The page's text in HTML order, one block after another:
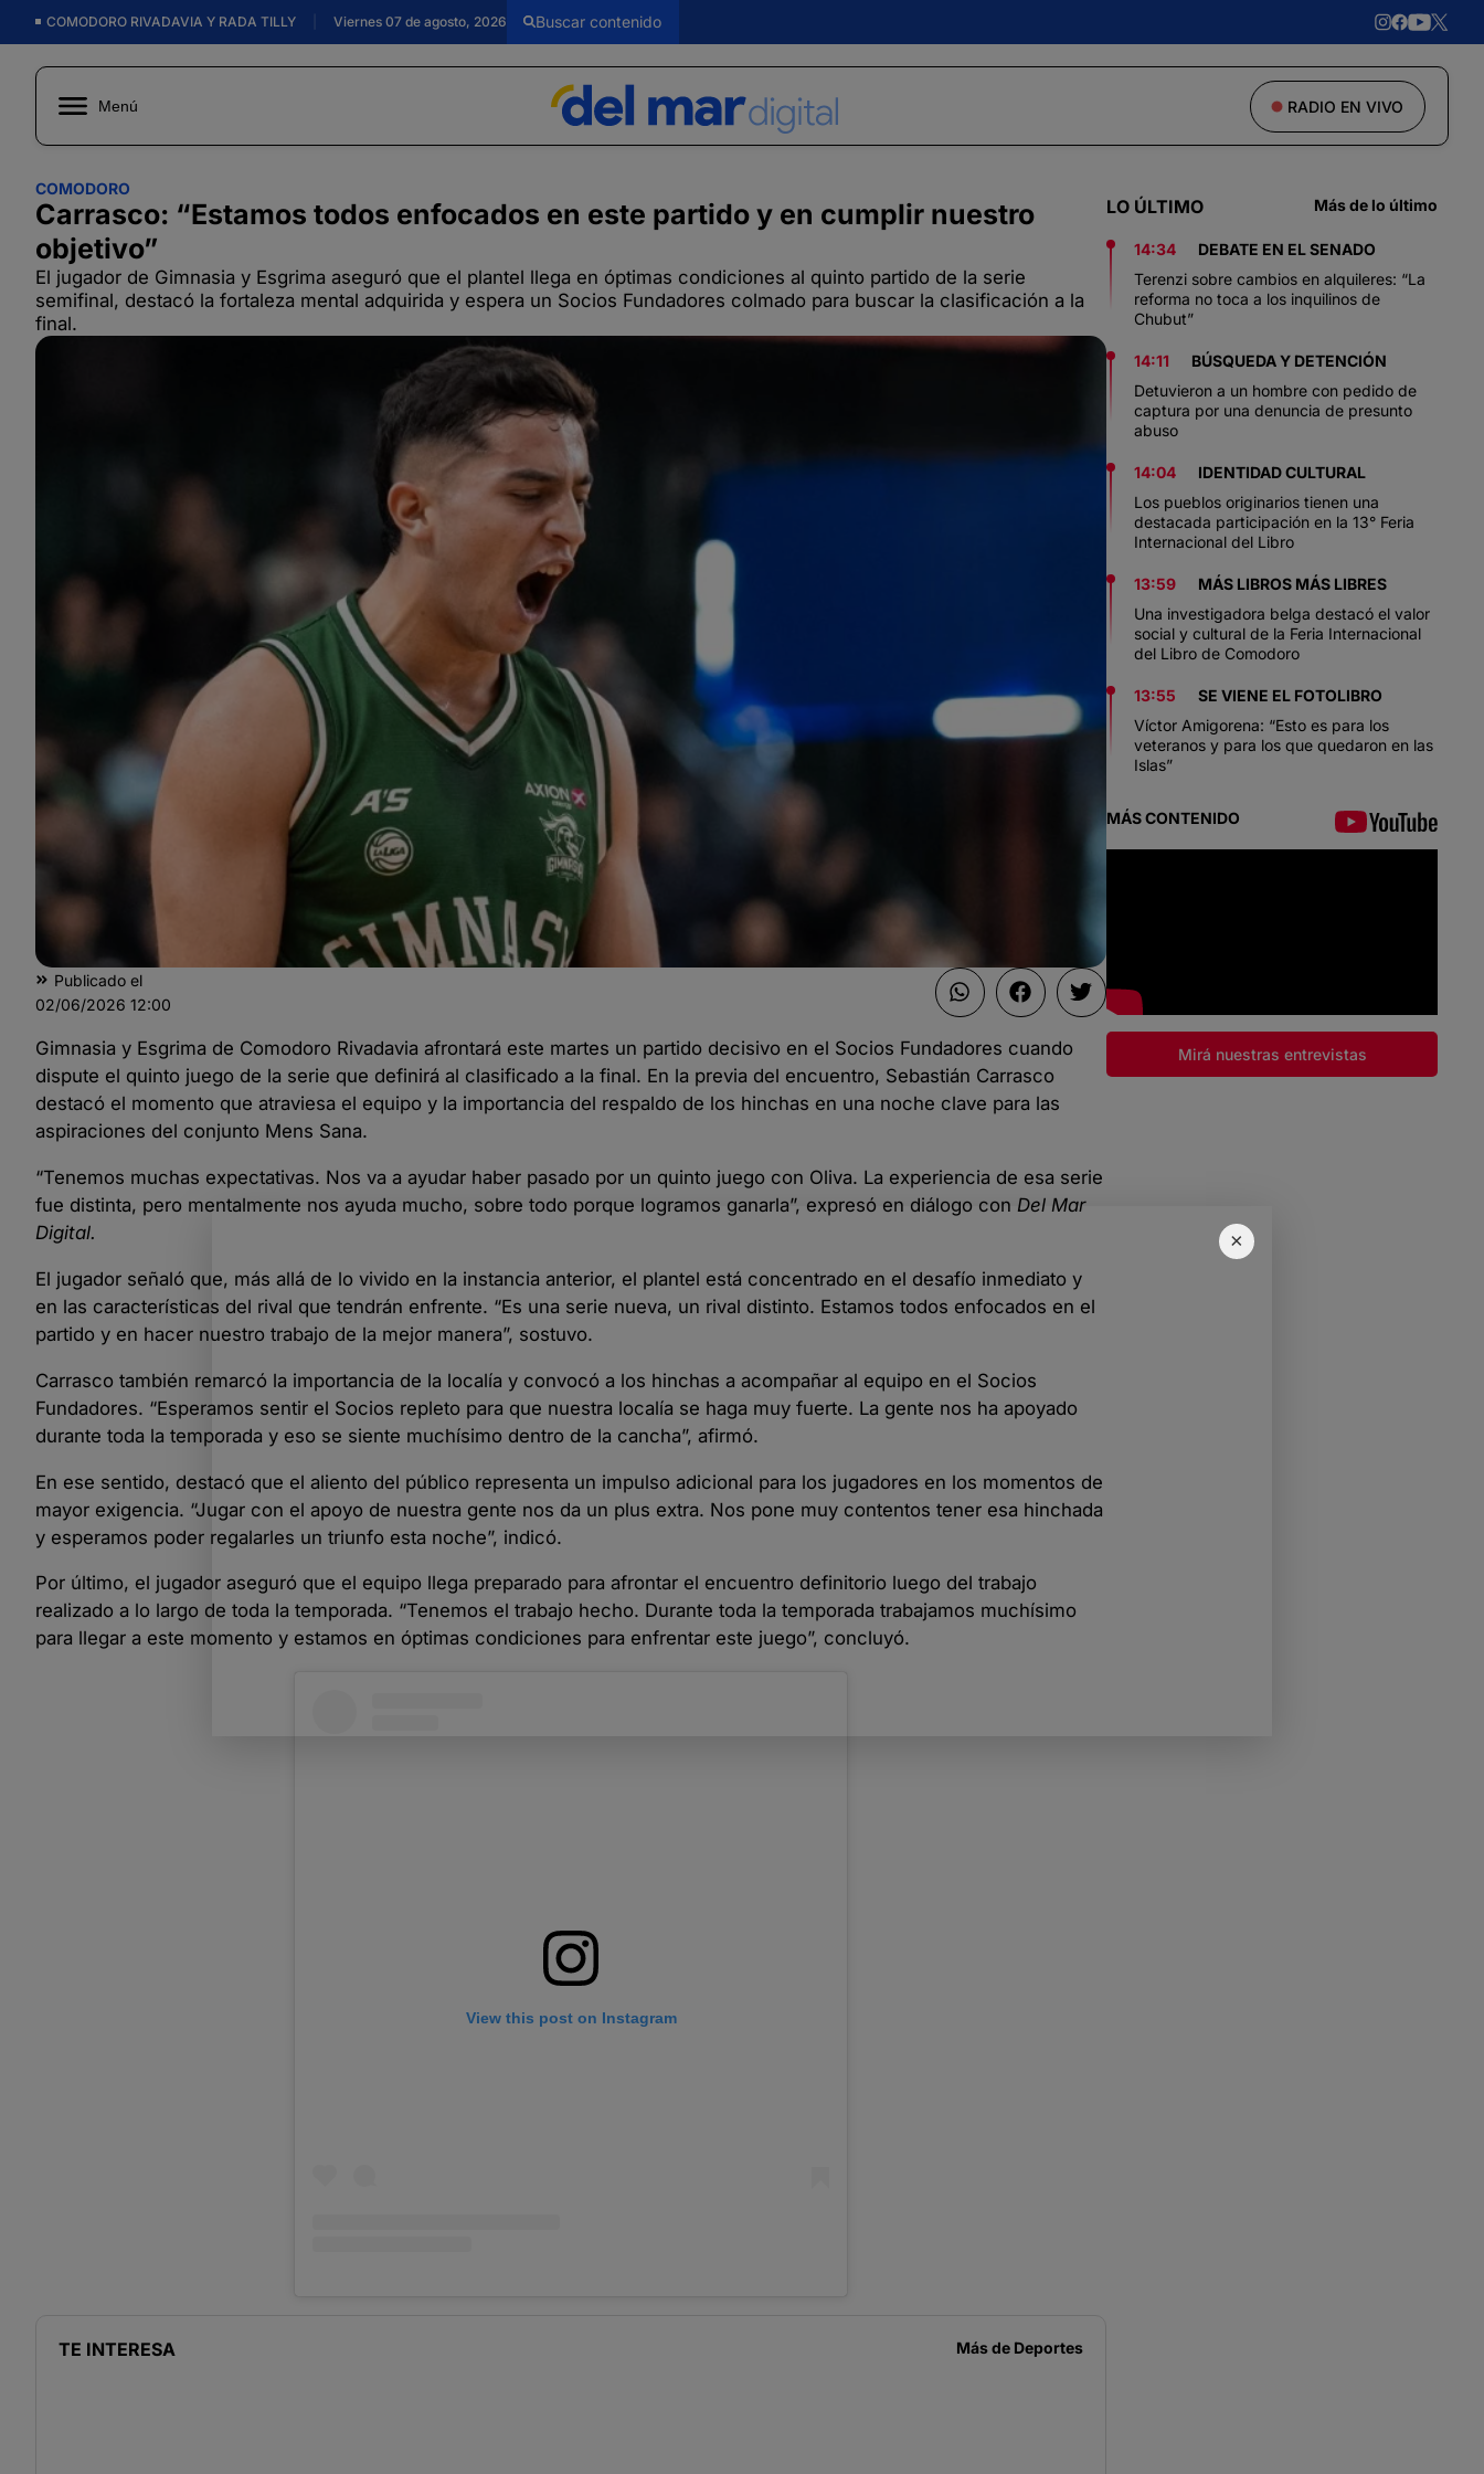
COMODORO RIVADAVIA Y RADA TILLY Viernes 07 de agosto, 2026
Menú RADIO EN VIVO
×
COMODORO
Carrasco: “Estamos todos enfocados en este partido y en cumplir nuestro
objetivo”
El jugador de Gimnasia y Esgrima aseguró que el plantel llega en óptimas condiciones al quinto partido de la serie
semifinal, destacó la fortaleza mental adquirida y espera un Socios Fundadores colmado para buscar la clasificación a la
final.
Publicado el
02/06/2026 12:00
Gimnasia y Esgrima de Comodoro Rivadavia afrontará este martes un partido decisivo en el Socios Fundadores cuando
dispute el quinto juego de la serie que definirá al clasificado a la final. En la previa del encuentro, Sebastián Carrasco
destacó el momento que atraviesa el equipo y la importancia del respaldo de los hinchas en una noche clave para las
aspiraciones del conjunto Mens Sana.
“Tenemos muchas expectativas. Nos va a ayudar haber pasado por un quinto juego con Oliva. La experiencia de esa serie
fue distinta, pero mentalmente nos ayuda mucho, sobre todo porque logramos ganarla”, expresó en diálogo con Del Mar
Digital.
El jugador señaló que, más allá de lo vivido en la instancia anterior, el plantel está concentrado en el desafío inmediato y
en las características del rival que tendrán enfrente. “Es una serie nueva, un rival distinto. Estamos todos enfocados en el
partido y en hacer nuestro trabajo de la mejor manera”, sostuvo.
Carrasco también remarcó la importancia de la localía y convocó a los hinchas a acompañar al equipo en el Socios
Fundadores. “Esperamos sentir el Socios repleto para que nuestra localía se haga muy fuerte. La gente nos ha apoyado
durante toda la temporada y eso se siente muchísimo dentro de la cancha”, afirmó.
En ese sentido, destacó que el aliento del público representa un impulso adicional para los jugadores en los momentos de
mayor exigencia. “Jugar con el apoyo de nuestra gente nos da un plus extra. Nos pone muy contentos tener esa hinchada
y esperamos poder regalarles un triunfo esta noche”, indicó.
Por último, el jugador aseguró que el equipo llega preparado para afrontar el encuentro definitorio luego del trabajo
realizado a lo largo de toda la temporada. “Tenemos el trabajo hecho. Durante toda la temporada trabajamos muchísimo
para llegar a este momento y estamos en óptimas condiciones para enfrentar este juego”, concluyó.
View this post on Instagram
TE INTERESA Más de Deportes
LO ÚLTIMO Más de lo último
14:34
DEBATE EN EL SENADO
Terenzi sobre cambios en alquileres: “La
reforma no toca a los inquilinos de
Chubut”
14:11
BÚSQUEDA Y DETENCIÓN
Detuvieron a un hombre con pedido de
captura por una denuncia de presunto
abuso
14:04
IDENTIDAD CULTURAL
Los pueblos originarios tienen una
destacada participación en la 13° Feria
Internacional del Libro
13:59
MÁS LIBROS MÁS LIBRES
Una investigadora belga destacó el valor
social y cultural de la Feria Internacional
del Libro de Comodoro
13:55
SE VIENE EL FOTOLIBRO
Víctor Amigorena: “Esto es para los
veteranos y para los que quedaron en las
Islas”
MÁS CONTENIDO
Mirá nuestras entrevistas